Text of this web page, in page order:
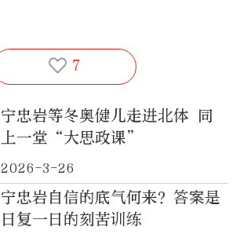
7
宁忠岩等冬奥健儿走进北体 同
上一堂“大思政课”
2026-3-26
宁忠岩自信的底气何来？答案是
日复一日的刻苦训练